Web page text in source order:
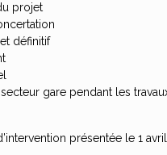
projet
définitif
gare pendant les
d’intervention présentée le 1